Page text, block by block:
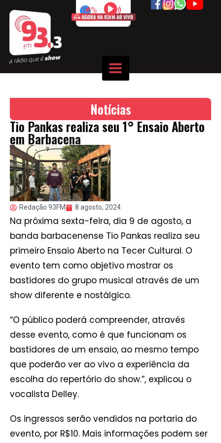
50%
Notícias
Tio Pankas realiza seu 1° Ensaio Aberto
em Barbacena
Redação 93FM 8 agosto, 2024
Na próxima sexta-feira, dia 9 de agosto, a
banda barbacenense Tio Pankas realiza seu
primeiro Ensaio Aberto na Tecer Cultural. O
evento tem como objetivo mostrar os
bastidores do grupo musical através de um
show diferente e nostálgico.
“O público poderá compreender, através
desse evento, como é que funcionam os
bastidores de um ensaio, ao mesmo tempo
que poderão ver ao vivo a experiência da
escolha do repertório do show.”, explicou o
vocalista Delley.
Os ingressos serão vendidos na portaria do
evento, por R$10. Mais informações podem ser